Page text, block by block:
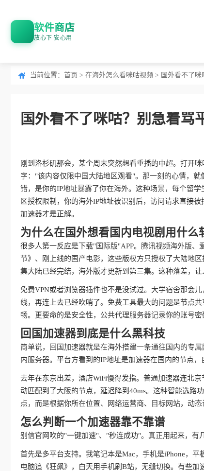
软件商店
放心下 安心用
当前位置： 首页 > 在海外怎么看咪咕视频 > 国外看不了咪
国外看不了咪咕？别急着骂
刚到洛杉矶那会，某个周末突然想看重播的中超。打开
字："该内容仅限中国大陆地区观看"。那一刻的心情，
错，是你的IP地址暴露了你在海外。这种场景，每个留
区授权限制，你的海外IP地址被识别后，访问请求直接
加速器才是正解。
为什么在国外想看国内电视剧用什么
很多人第一反应是下载"国际版"APP。腾讯视频海外版
节》、刚上线的国产电影，这些版权方只授权了大陆地
集大陆已经完结，海外版才更新到第三集。这种落差，让
免费VPN或者浏览器插件也不是没试过。大学宿舍那会
线，再连上去已经吹哨了。免费工具最大的问题是节点
畅。更要命的是安全性，公共代理服务器记录你的账号密
回国加速器到底是什么黑科技
简单说，回国加速器就是在海外搭建一条通往国内的专
内服务器。平台方看到的IP地址是加速器在国内的节点
去年在东京出差，酒店WiFi慢得发指。普通加速器连北
动匹配到了大阪的节点，延迟降到40ms。这种智能选路
点，而是根据你所在位置、网络运营商、目标网站，动
怎么判断一个加速器靠不靠谱
别信官网吹的"一键加速"、"秒连成功"。真正用起来，有
首先是多平台支持。我笔记本是Mac，手机是iPhone，平
电脑追《狂飙》，白天用手机刷B站，无缝切换。有些